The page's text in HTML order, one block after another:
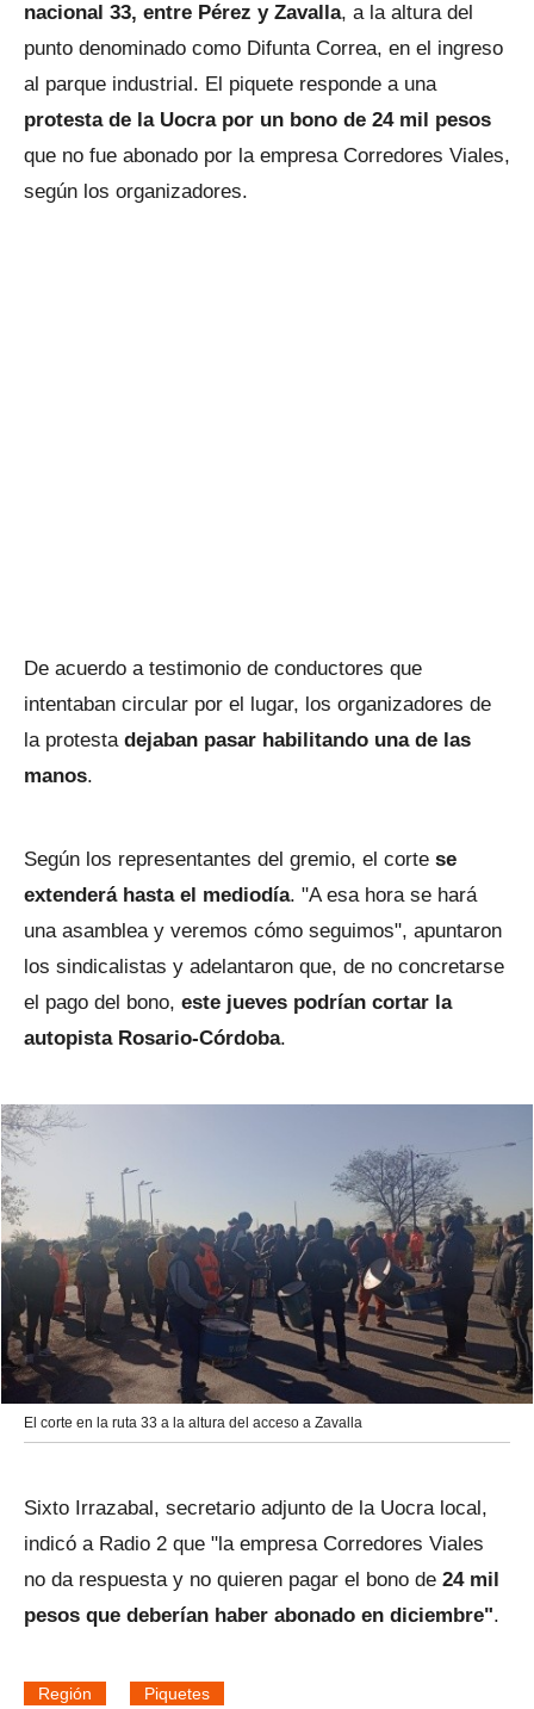
nacional 33, entre Pérez y Zavalla, a la altura del
punto denominado como Difunta Correa, en el ingreso
al parque industrial. El piquete responde a una
protesta de la Uocra por un bono de 24 mil pesos
que no fue abonado por la empresa Corredores Viales,
según los organizadores.
De acuerdo a testimonio de conductores que
intentaban circular por el lugar, los organizadores de
la protesta dejaban pasar habilitando una de las
manos.
Según los representantes del gremio, el corte se
extenderá hasta el mediodía. "A esa hora se hará
una asamblea y veremos cómo seguimos", apuntaron
los sindicalistas y adelantaron que, de no concretarse
el pago del bono, este jueves podrían cortar la
autopista Rosario-Córdoba.
El corte en la ruta 33 a la altura del acceso a Zavalla
Sixto Irrazabal, secretario adjunto de la Uocra local,
indicó a Radio 2 que "la empresa Corredores Viales
no da respuesta y no quieren pagar el bono de 24 mil
pesos que deberían haber abonado en diciembre".
Región Piquetes